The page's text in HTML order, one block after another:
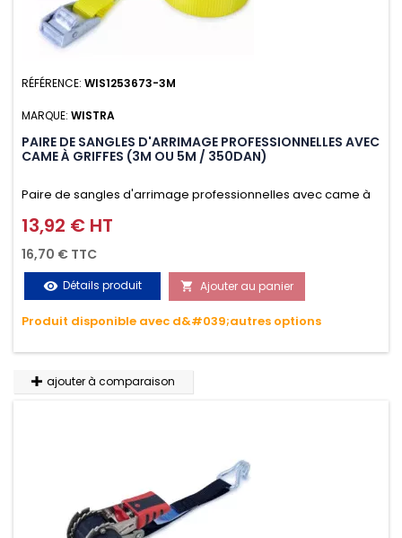
RÉFÉRENCE: WIS1253673-3M
MARQUE: WISTRA
PAIRE DE SANGLES D'ARRIMAGE PROFESSIONNELLES AVEC
CAME À GRIFFES (3M OU 5M / 350DAN)
Paire de sangles d'arrimage professionnelles avec came à
griffes (3M ou 5M / 350daN), simple et rapide d'utilisation.
Permet d'arrimer et de sécuriser vos chargements pendant
le transport. Matière polyester très résistante aux UV et aux
variations de températures, n'absorbe pas l'eau.
Prix
13,92 € HT
16,70 € TTC
visibility Détails produit  Ajouter au panier
Produit disponible avec d&#039;autres options
ajouter à comparaison